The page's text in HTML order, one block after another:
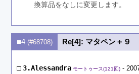
換算品をなしに変更します。
■4 (#68708) Re[4]: マタペン＋９
□3.Alessandra モートゥース(121回) -